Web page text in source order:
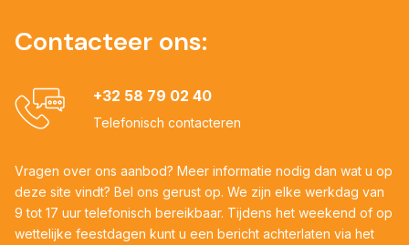
Contacteer ons:
+32 58 79 02 40
Telefonisch contacteren
Vragen over ons aanbod? Meer informatie nodig dan wat u op
deze site vindt? Bel ons gerust op. We zijn elke werkdag van
9 tot 17 uur telefonisch bereikbaar. Tijdens het weekend of op
wettelijke feestdagen kunt u een bericht achterlaten via het